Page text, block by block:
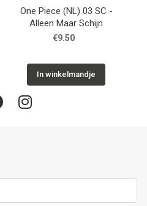
One Piece (NL) 03 SC -
Alleen Maar Schijn
€9.50
In winkelmandje